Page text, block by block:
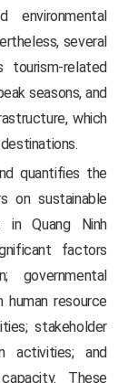
environmental
several
related
seasons, and
which
quantifies the
on sustainable
in Quang Ninh
factors
governmental
human resource
stakeholder
activities; and
These